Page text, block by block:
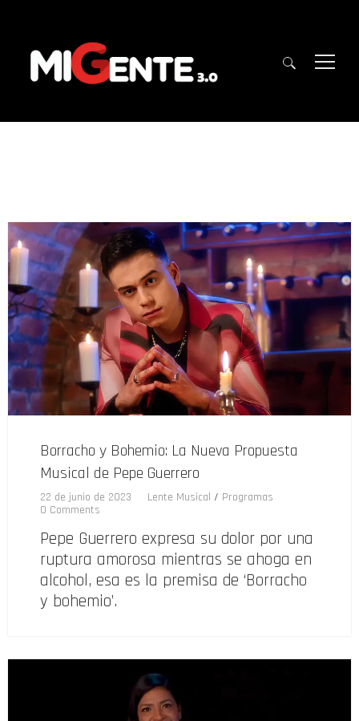
Borracho y Bohemio: La Nueva Propuesta
Musical de Pepe Guerrero
22 de junio de 2023 Lente Musical / Programas
0 Comments
Pepe Guerrero expresa su dolor por una
ruptura amorosa mientras se ahoga en
alcohol, esa es la premisa de ‘Borracho
y bohemio’.